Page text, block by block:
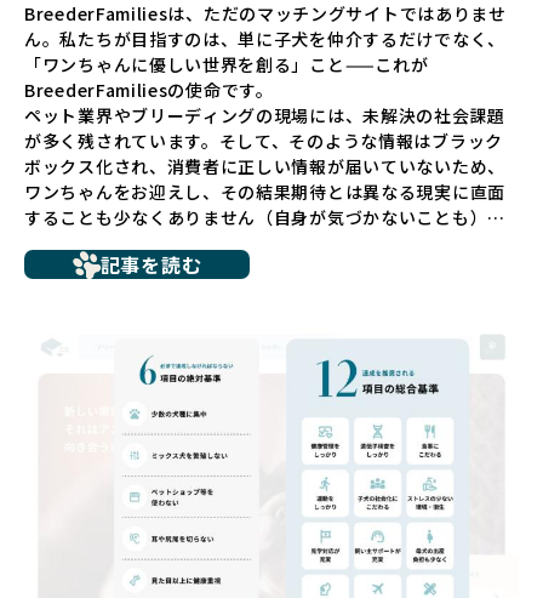
BreederFamiliesは、ただのマッチングサイトではありませ
ん。私たちが目指すのは、単に子犬を仲介するだけでなく、
「ワンちゃんに優しい世界を創る」こと——これが
BreederFamiliesの使命です。
ペット業界やブリーディングの現場には、未解決の社会課題
が多く残されています。そして、そのような情報はブラック
ボックス化され、消費者に正しい情報が届いていないため、
ワンちゃんをお迎えし、その結果期待とは異なる現実に直面
することも少なくありません（自身が気づかないことも）。
ち、健康面や社会性に問題を抱えていたり、またブリーダー
いるというケースもあります。こうした問題は、消費者にと
っても大きな負担であり、ワンちゃん自身にとっても非常に
だからこそ、私たちは正しい情報と安心して選べる場所を提
供すべきだと考えています。BreederFamiliesでは、ワンち
ゃんを家族のように愛する「優良ブリーダー」のみを独自の
厳しい基準で厳選し、その評価基準や評価結果をオープンに
しています。これにより、消費者の皆様が安心して子犬やブ
リーダーを選べる環境を整えています。
そして、消費者の皆様が正しい情報をもとに優良ブリーダー
記事を読む